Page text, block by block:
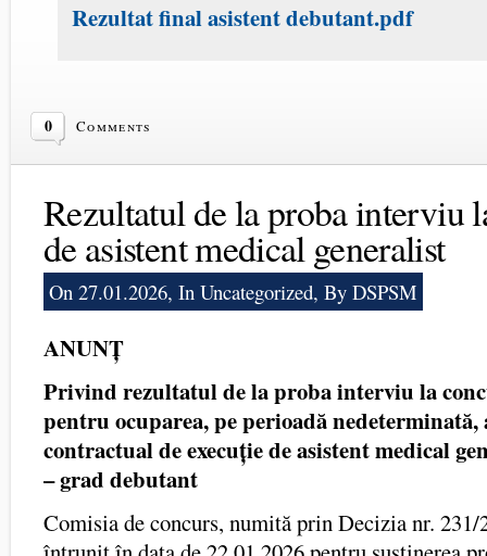
Rezultat final asistent debutant.pdf
0 Comments
Rezultatul de la proba interviu
de asistent medical generalist
On 27.01.2026, In Uncategorized, By DSPSM
ANUNȚ
Privind rezultatul de la proba interviu la
pentru ocuparea, pe perioadă
contractual de execuție de asistent medical
– grad debutant
Comisia de concurs, numită prin Decizia nr. 231/